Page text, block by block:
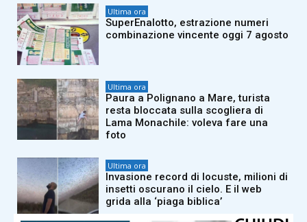
Ultima ora
SuperEnalotto, estrazione numeri
combinazione vincente oggi 7 agosto
Ultima ora
Paura a Polignano a Mare, turista
resta bloccata sulla scogliera di
Lama Monachile: voleva fare una
foto
Ultima ora
Invasione record di locuste, milioni di
insetti oscurano il cielo. E il web
grida alla ‘piaga biblica’